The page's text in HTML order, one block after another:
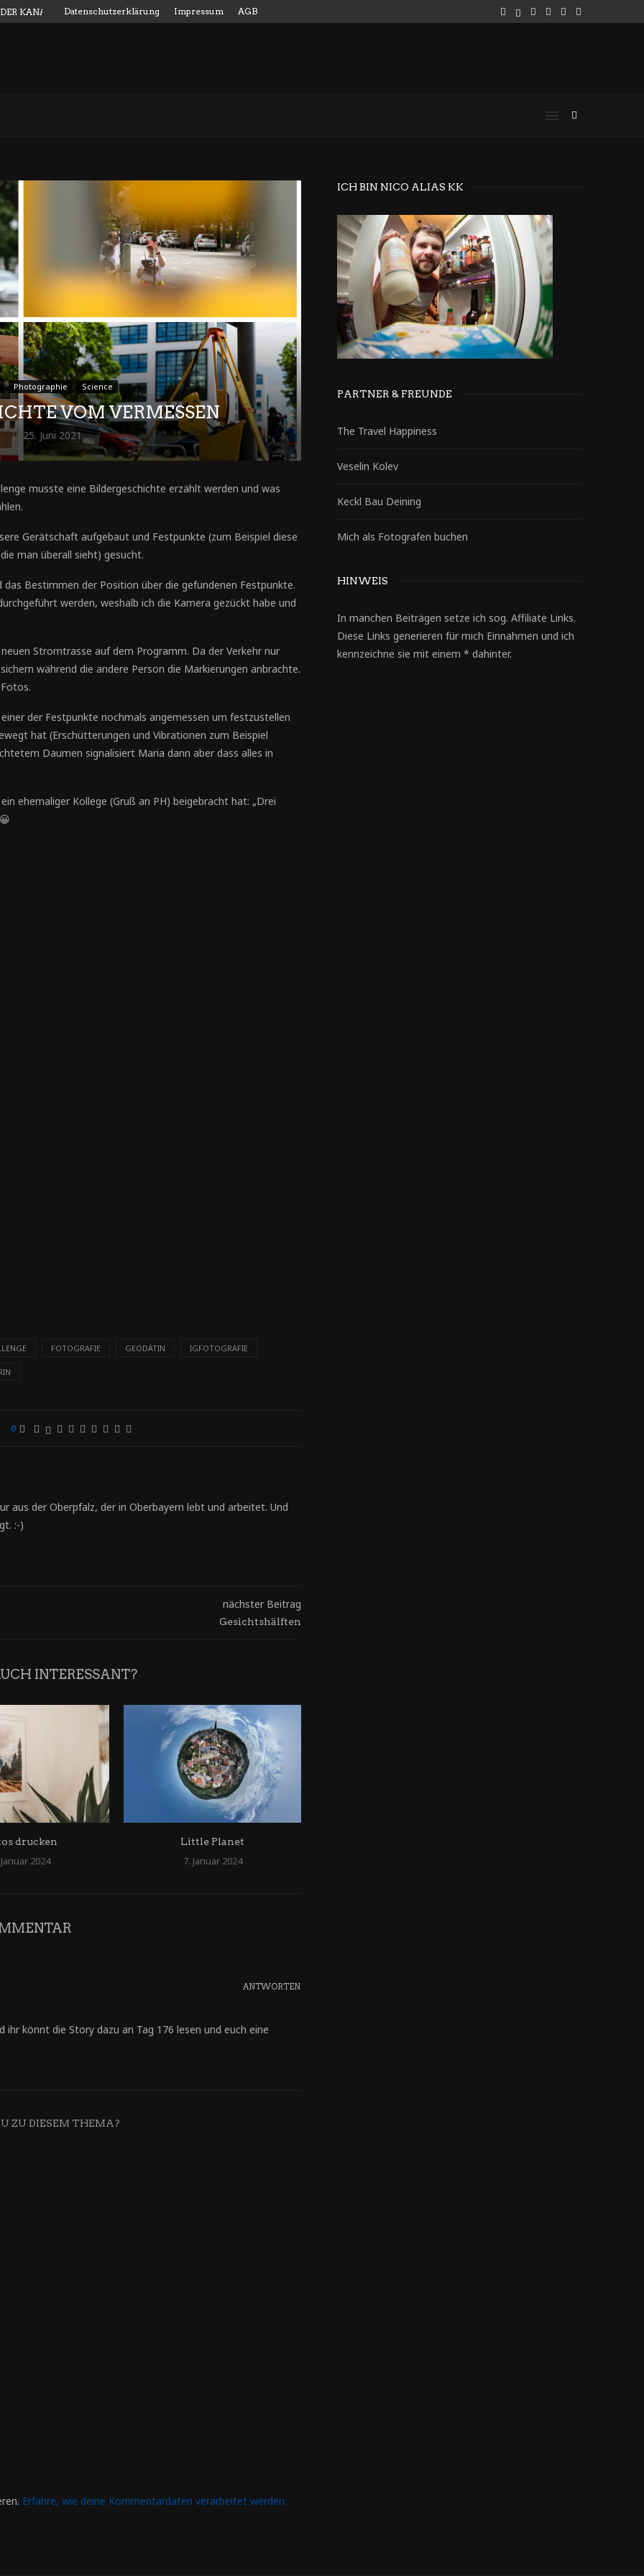
KANALMESSSTABDatenschutzerklärung Impressum AGB
Photographie Science
VOM VERMESSEN
25. Juni 2021
musste eine Bildergeschichte erzählt werden und was
Gerätschaft aufgebaut und Festpunkte (zum Beispiel diese
man überall sieht) gesucht.
Bestimmen der Position über die gefundenen Festpunkte.
werden, weshalb ich die Kamera gezückt habe und
Stromtrasse auf dem Programm. Da der Verkehr nur
während die andere Person die Markierungen anbrachte.
der Festpunkte nochmals angemessen um festzustellen
hat (Erschütterungen und Vibrationen zum Beispiel
Daumen signalisiert Maria dann aber dass alles in
ehemaliger Kollege (Gruß an PH) beigebracht hat: „Drei
FOTOGRAFIE GEODÄTIN IGFOTOGRAFIE
0
aus der Oberpfalz, der in Oberbayern lebt und arbeitet. Und
:-)
nächster Beitrag
Gesichtshälften
INTERESSANT?
drucken
2024
Little Planet
7. Januar 2024
könnt die Story dazu an Tag 176 lesen und euch eine
ANTWORTEN
ZU DIESEM THEMA?
Erfahre, wie deine Kommentardaten verarbeitet werden.
ICH BIN NICO ALIAS KK
PARTNER & FREUNDE
The Travel Happiness
Veselin Kolev
Keckl Bau Deining
Mich als Fotografen buchen
HINWEIS
In manchen Beiträgen setze ich sog. Affiliate Links.
Diese Links generieren für mich Einnahmen und ich
kennzeichne sie mit einem * dahinter.